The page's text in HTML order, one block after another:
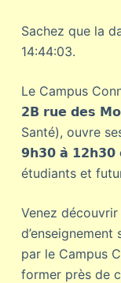
Sachez que la
14:44:03.
Le Campus
𝟮𝗕 𝗿𝘂𝗲 𝗱𝗲𝘀
Santé), ouvre
𝟵𝗵𝟯𝟬 𝗮̀ 𝟭𝟮𝗵𝟯𝟬
étudiants et
Venez
par le Campus
former près de